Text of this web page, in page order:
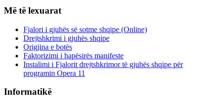
Më të lexuarat
Fjalori i gjuhës së sotme shqipe (Online)
Drejtshkrimi i gjuhës shqipe
Origjina e botës
Faktorizimi i hapësirës manifeste
Instalimi i Fjalorit drejtshkrimor të gjuhës shqipe për
programin Opera 11
Informatikë